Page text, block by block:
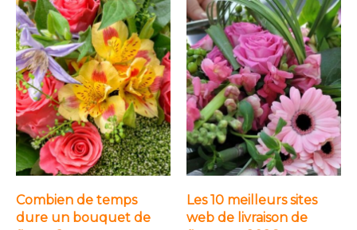
Combien de temps
dure un bouquet de
Les 10 meilleurs sites
web de livraison de